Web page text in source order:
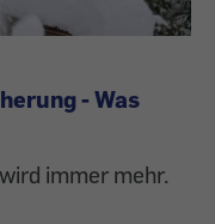
- Was
immer mehr.